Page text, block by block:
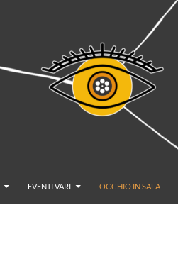
EVENTI VARI OCCHIO IN SALA